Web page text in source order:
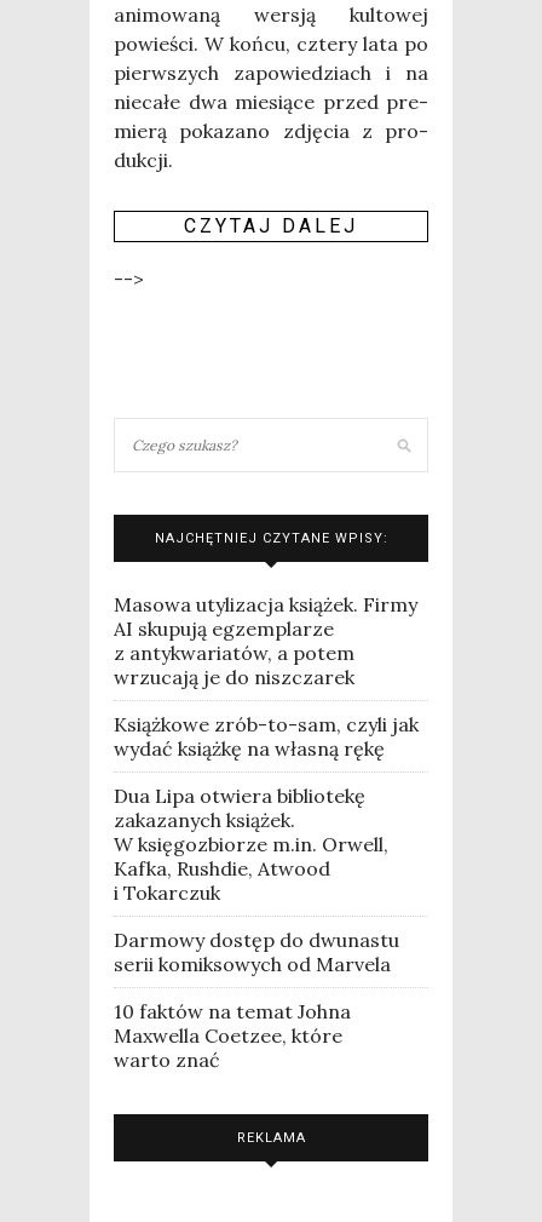
ani­mo­wa­ną wer­sją kul­to­wej
powie­ści. W koń­cu, czte­ry lata po
pierw­szych zapo­wie­dziach i na
nie­ca­łe dwa mie­sią­ce przed pre­
mie­rą poka­za­no zdję­cia z pro­
duk­cji.
CZY­TAJ DALEJ
-->
NAJCHĘTNIEJ CZYTANE WPISY:
Masowa utylizacja książek. Firmy
AI skupują egzemplarze
z antykwariatów, a potem
wrzucają je do niszczarek
Książkowe zrób-to-sam, czyli jak
wydać książkę na własną rękę
Dua Lipa otwiera bibliotekę
zakazanych książek.
W księgozbiorze m.in. Orwell,
Kafka, Rushdie, Atwood
i Tokarczuk
Darmowy dostęp do dwunastu
serii komiksowych od Marvela
10 faktów na temat Johna
Maxwella Coetzee, które
warto znać
REKLAMA